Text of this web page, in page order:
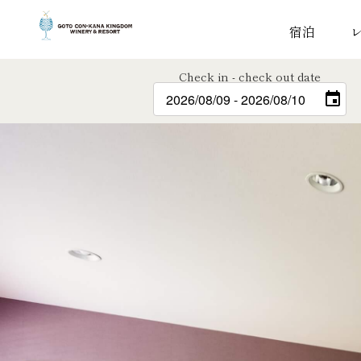
宿泊
Check in - check out date